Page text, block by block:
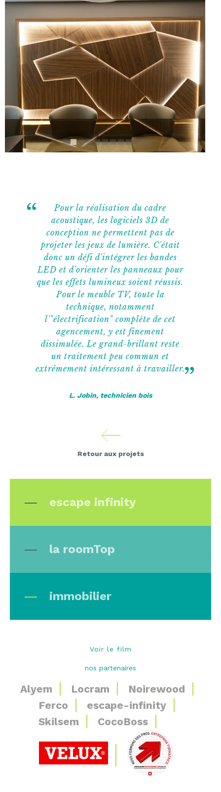
Pour la réalisation du cadre
acoustique, les logiciels 3D de
conception ne permettent pas de
projeter les jeux de lumière. C'était
donc un défi d'intégrer les bandes
LED et d'orienter les panneaux pour
que les effets lumineux soient réussis.
Pour le meuble TV, toute la
technique, notamment
l'"électrification" complète de cet
agencement, y est finement
dissimulée. Le grand-brillant reste
un traitement peu commun et
extrêmement intéressant à travailler.
L. Jobin, technicien bois
Retour aux projets
escape infinity
la roomTop
immobilier
Voir le film
nos partenaires
Alyem Locram
Noirewood
Ferco
escape-infinity
Skilsem
CocoBoss